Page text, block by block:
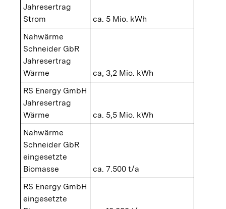
Jahresertrag
Strom
ca. 5 Mio. kWh
Nahwärme
Schneider GbR
Jahresertrag
Wärme
ca, 3,2 Mio. kWh
RS Energy GmbH
Jahresertrag
Wärme
ca. 5,5 Mio. kWh
Nahwärme
Schneider GbR
eingesetzte
Biomasse
ca. 7.500 t/a
RS Energy GmbH
eingesetzte